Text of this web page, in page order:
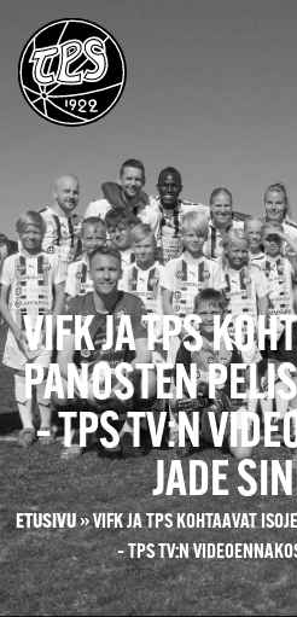
VIFK JA TPS
PANOSTEN
– TPS TV:N
JADE
ETUSIVU»VIFK JA TPS KOHTAAVAT
– TPS TV:N